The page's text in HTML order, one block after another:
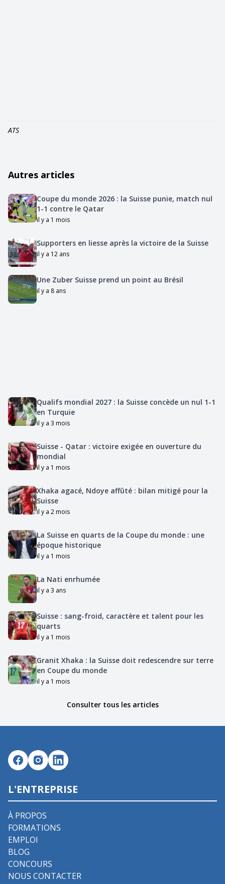
ATS
Autres articles
Coupe du monde 2026 : la Suisse punie, match nul
1-1 contre le Qatar
il y a 1 mois
Supporters en liesse après la victoire de la Suisse
il y a 12 ans
Une Zuber Suisse prend un point au Brésil
il y a 8 ans
Qualifs mondial 2027 : la Suisse concède un nul 1-1
en Turquie
il y a 3 mois
Suisse - Qatar : victoire exigée en ouverture du
mondial
il y a 1 mois
Xhaka agacé, Ndoye affûté : bilan mitigé pour la
Suisse
il y a 2 mois
La Suisse en quarts de la Coupe du monde : une
époque historique
il y a 1 mois
La Nati enrhumée
il y a 3 ans
Suisse : sang-froid, caractère et talent pour les
quarts
il y a 1 mois
Granit Xhaka : la Suisse doit redescendre sur terre
en Coupe du monde
il y a 1 mois
Consulter tous les articles
L'ENTREPRISE
À PROPOS
FORMATIONS
EMPLOI
BLOG
CONCOURS
NOUS CONTACTER